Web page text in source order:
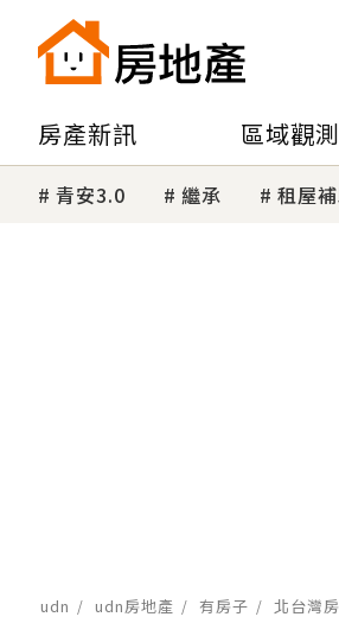
房產新訊 區域觀
青安3.0 繼承 租屋
udn udn房地產 有房子 北台灣